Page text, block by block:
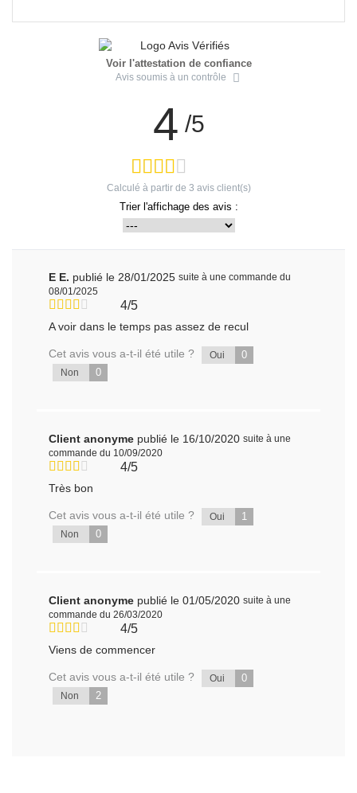
Voir l'attestation de confiance
Avis soumis à un contrôle
4 /5
Calculé à partir de 3 avis client(s)
Trier l'affichage des avis :
E E. publié le 28/01/2025 suite à une commande du
08/01/2025
4/5
A voir dans le temps pas assez de recul
Cet avis vous a-t-il été utile ? Oui 0
Non 0
Client anonyme publié le 16/10/2020 suite à une
commande du 10/09/2020
4/5
Très bon
Cet avis vous a-t-il été utile ? Oui 1
Non 0
Client anonyme publié le 01/05/2020 suite à une
commande du 26/03/2020
4/5
Viens de commencer
Cet avis vous a-t-il été utile ? Oui 0
Non 2